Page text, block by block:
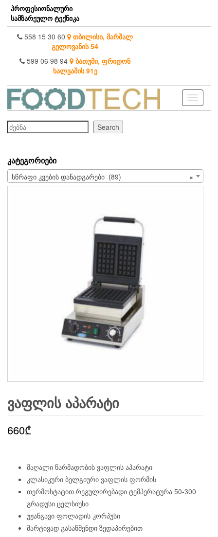
Skip
the
content
პროფესიონალური
სამზარეულო ტექნიკა
558 15 30 60 თბილისი, მარშალ
გელოვანის 54
599 06 98 94 ბათუმი, ფრიდონ
ხალვაშის 91ე
Toggle
ძებნა
Search
ᲙᲐᲢᲔᲒᲝᲠᲘᲔᲑᲘ
×
სწრაფი კვების დანადგარები (89)
ᲕᲐᲤᲚᲘᲡ ᲐᲞᲐᲠᲐᲢᲘ
660₾
მაღალი წარმადობის ვაფლის აპარატი
კლასიკური ბელგიური ვაფლის ფორმის
თერმოსტატით რეგულირებადი ტემპერატურა 50-300
გრადუსი ცელსიუსი
უჟანგავი ფოლადის კორპუსი
მარტივად გასაწმენდი ზედაპირებით